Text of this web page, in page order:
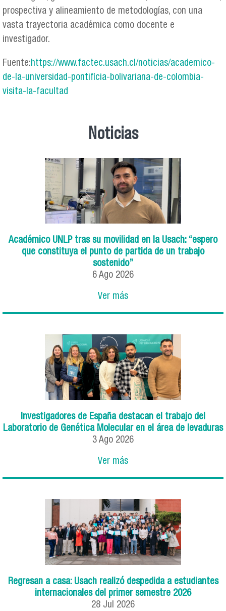
prospectiva y alineamiento de metodologías, con una
vasta trayectoria académica como docente e
investigador.
Fuente:https://www.factec.usach.cl/noticias/academico-
de-la-universidad-pontificia-bolivariana-de-colombia-
visita-la-facultad
Noticias
Académico UNLP tras su movilidad en la Usach: “espero
que constituya el punto de partida de un trabajo
sostenido”
6 Ago 2026
Ver más
Investigadores de España destacan el trabajo del
Laboratorio de Genética Molecular en el área de levaduras
3 Ago 2026
Ver más
Regresan a casa: Usach realizó despedida a estudiantes
internacionales del primer semestre 2026
28 Jul 2026